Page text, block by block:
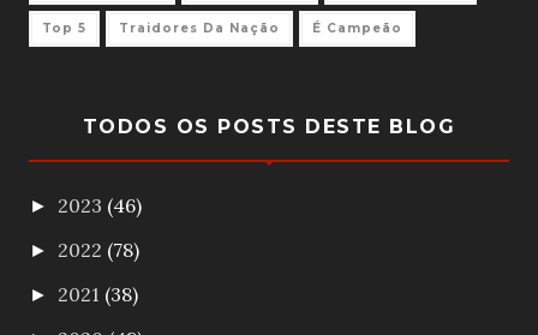
Top 5 Traidores Da Nação É Campeão
TODOS OS POSTS DESTE BLOG
► 2023 (46)
► 2022 (78)
► 2021 (38)